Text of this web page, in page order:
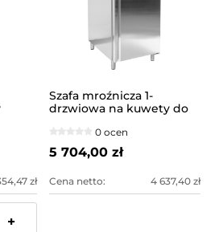
zł
+
Szafa mroźnicza 1-
drzwiowa na kuwety do
0 ocen
5 704,00 zł
Cena netto: 4 637,40 zł